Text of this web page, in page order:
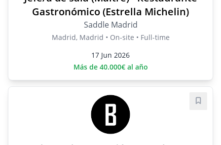
Gastronómico (Estrella Michelin)
Saddle Madrid
Madrid, Madrid • On-site • Full-time
17 Jun 2026
Más de 40.000€ al año
Save